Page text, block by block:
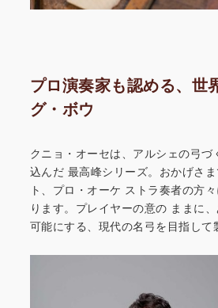
プロ演奏家も認める、世
グ・ボウ
クニョ・オーセは、アルシェの弓
込んだ 最高峰シリーズ。おかげさ
ト、プロ・オーケ ストラ奏者の方
ります。プレイヤーの意の ままに
可能にする、現代の名弓を目指して